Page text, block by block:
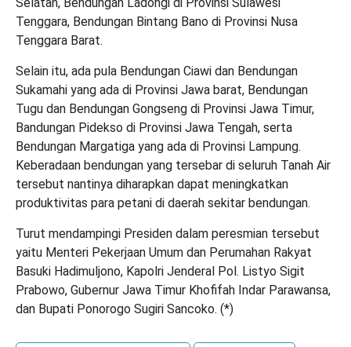
Tenggara, Bendungan Bintang Bano di Provinsi Nusa
Tenggara Barat.
Selain itu, ada pula Bendungan Ciawi dan Bendungan
Sukamahi yang ada di Provinsi Jawa barat, Bendungan
Tugu dan Bendungan Gongseng di Provinsi Jawa Timur,
Bandungan Pidekso di Provinsi Jawa Tengah, serta
Bendungan Margatiga yang ada di Provinsi Lampung.
Keberadaan bendungan yang tersebar di seluruh Tanah Air
tersebut nantinya diharapkan dapat meningkatkan
produktivitas para petani di daerah sekitar bendungan.
Turut mendampingi Presiden dalam peresmian tersebut
yaitu Menteri Pekerjaan Umum dan Perumahan Rakyat
Basuki Hadimuljono, Kapolri Jenderal Pol. Listyo Sigit
Prabowo, Gubernur Jawa Timur Khofifah Indar Parawansa,
dan Bupati Ponorogo Sugiri Sancoko. (*)